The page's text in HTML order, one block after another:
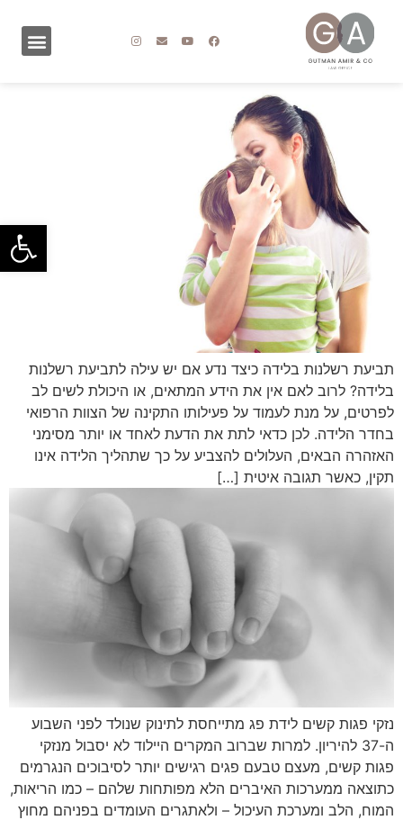
פתח
תביעת רשלנות בלידה כיצד נדע אם יש עילה לתביעת רשלנות
בלידה? לרוב לאם אין את הידע המתאים, או היכולת לשים לב
לפרטים, על מנת לעמוד על פעילותו התקינה של הצוות הרפואי
בחדר הלידה. לכן כדאי לתת את הדעת לאחד או יותר מסימני
האזהרה הבאים, העלולים להצביע על כך שתהליך הלידה אינו
תקין, כאשר תגובה איטית […]
נזקי פגות קשים לידת פג מתייחסת לתינוק שנולד לפני השבוע
ה-37 להיריון. למרות שברוב המקרים היילוד לא יסבול מנזקי
פגות קשים, מעצם טבעם פגים רגישים יותר לסיבוכים הנגרמים
כתוצאה ממערכות האיברים הלא מפותחות שלהם – כמו הריאות,
המוח, הלב ומערכת העיכול – ולאתגרים העומדים בפניהם מחוץ